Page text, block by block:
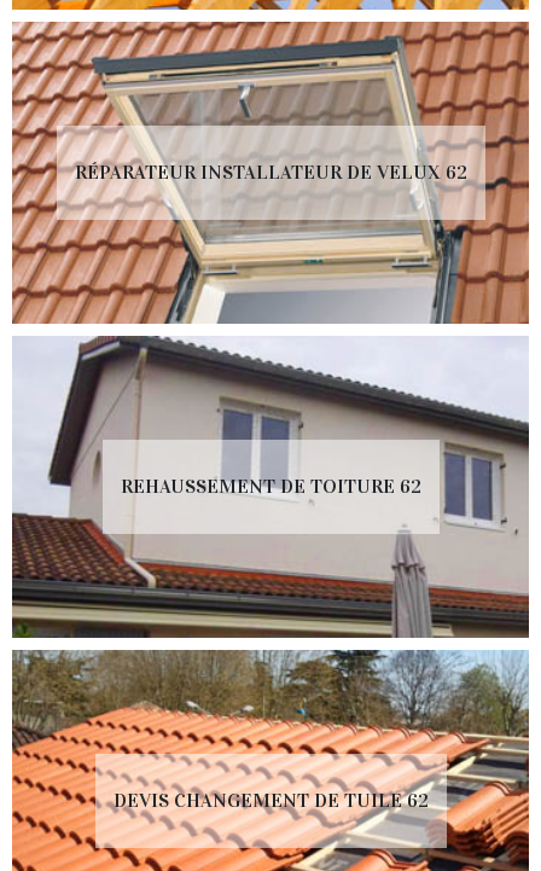
RÉPARATEUR INSTALLATEUR DE VELUX 62
REHAUSSEMENT DE TOITURE 62
DEVIS CHANGEMENT DE TUILE 62